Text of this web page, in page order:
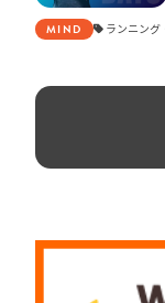
MIND ランニング